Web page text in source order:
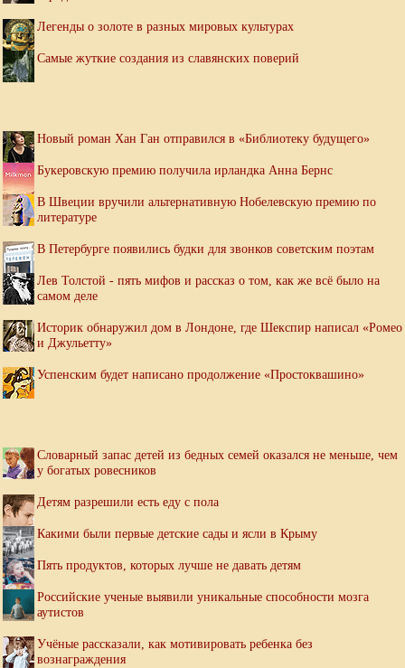
Легенды о золоте в разных мировых культурах
Самые жуткие создания из славянских поверий
Новый роман Хан Ган отправился в «Библиотеку будущего»
Букеровскую премию получила ирландка Анна Бернс
В Швеции вручили альтернативную Нобелевскую премию по
литературе
В Петербурге появились будки для звонков советским поэтам
Лев Толстой - пять мифов и рассказ о том, как же всё было на
самом деле
Историк обнаружил дом в Лондоне, где Шекспир написал «Ромео
и Джульетту»
Успенским будет написано продолжение «Простоквашино»
Словарный запас детей из бедных семей оказался не меньше, чем
у богатых ровесников
Детям разрешили есть еду с пола
Какими были первые детские сады и ясли в Крыму
Пять продуктов, которых лучше не давать детям
Российские ученые выявили уникальные способности мозга
аутистов
Учёные рассказали, как мотивировать ребенка без
вознаграждения